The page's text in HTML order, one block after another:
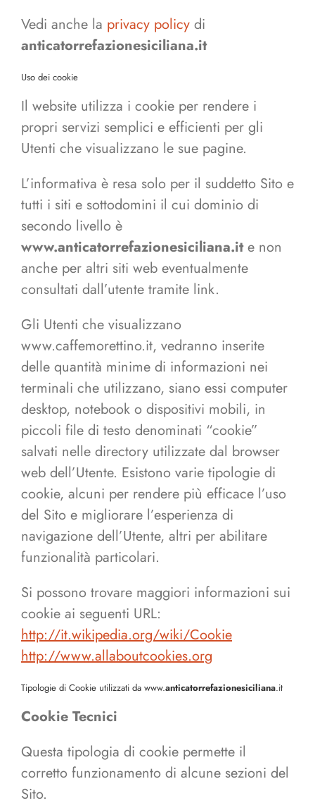
Vedi anche la privacy policydi
anticatorrefazionesiciliana.it
Uso dei cookie
Il website utilizza i cookie per rendere i
propri servizi semplici e efficienti per gli
Utenti che visualizzano le sue pagine.
L’informativa è resa solo per il suddetto Sito e
tutti i siti e sottodomini il cui dominio di
secondo livello è
www.anticatorrefazionesiciliana.ite non
anche per altri siti web eventualmente
consultati dall’utente tramite link.
Gli Utenti che visualizzano
www.caffemorettino.it, vedranno inserite
delle quantità minime di informazioni nei
terminali che utilizzano, siano essi computer
desktop, notebook o dispositivi mobili, in
piccoli file di testo denominati “cookie”
salvati nelle directory utilizzate dal browser
web dell’Utente. Esistono varie tipologie di
cookie, alcuni per rendere più efficace l’uso
del Sito e migliorare l’esperienza di
navigazione dell’Utente, altri per abilitare
funzionalità particolari.
Si possono trovare maggiori informazioni sui
cookie ai seguenti URL:
http://it.wikipedia.org/wiki/Cookie
http://www.allaboutcookies.org
Tipologie di Cookie utilizzati da www.anticatorrefazionesiciliana.it
Cookie Tecnici
Questa tipologia di cookie permette il
corretto funzionamento di alcune sezioni del
Sito.